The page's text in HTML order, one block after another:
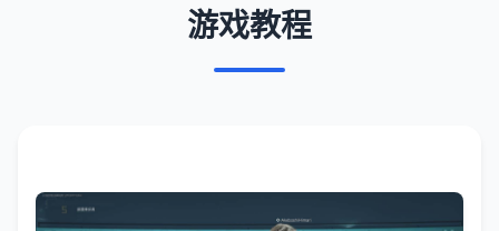
游戏教程